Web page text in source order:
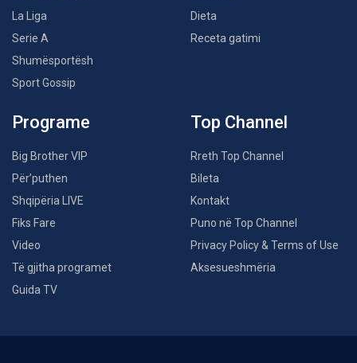
La Liga
Serie A
Shumësportësh
Sport Gossip
Dieta
Receta gatimi
Programe
Big Brother VIP
Për’puthen
Shqipëria LIVE
Fiks Fare
Video
Të gjitha programet
Guida TV
Top Channel
Rreth Top Channel
Bileta
Kontakt
Puno në Top Channel
Privacy Policy & Terms of Use
Aksesueshmëria